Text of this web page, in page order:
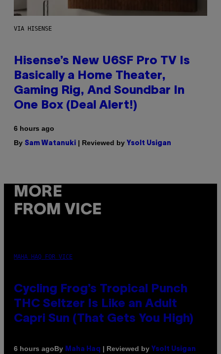
VIA HISENSE
Hisense’s New U6SF Pro TV Is
Basically a Home Theater,
Gaming Rig, And Soundbar In
One Box (Deal Alert!)
6 hours ago
By Sam Watanuki | Reviewed by Ysolt Usigan
MORE
FROM VICE
MAHA HAQ FOR VICE
Cycling Frog’s Tropical Punch
THC Seltzer Is Like an Adult
Capri Sun (That Gets You High)
6 hours agoBy Maha Haq | Reviewed by Ysolt Usigan